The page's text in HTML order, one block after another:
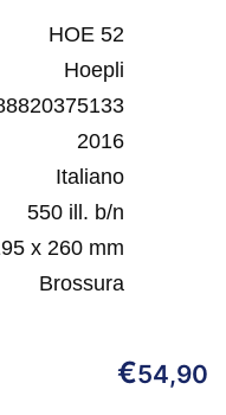
HOE 52
Hoepli
2016
Italiano
550 ill. b/n
x 260 mm
Brossura
€54,90